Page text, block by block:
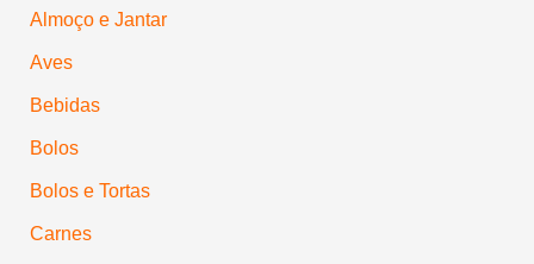
Almoço e Jantar
Aves
Bebidas
Bolos
Bolos e Tortas
Carnes